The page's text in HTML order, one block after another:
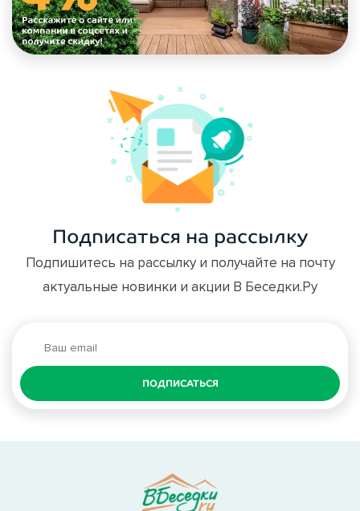
Подписаться на рассылку
Подпишитесь на рассылку и получайте на почту
актуальные новинки и акции В Беседки.Ру
ПОДПИСАТЬСЯ